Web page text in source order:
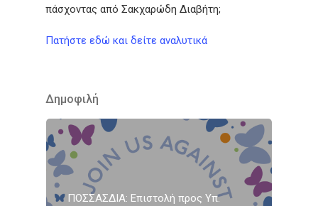
πάσχοντας από Σακχαρώδη Διαβήτη;
Πατήστε εδώ και δείτε αναλυτικά
Δημοφιλή
ΠΟΣΣΑΣΔΙΑ: Επιστολή προς Υπ.